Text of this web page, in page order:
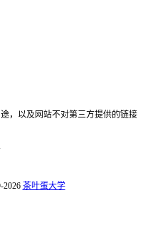
，以及网站不对第三方提供的链接
2026 茶叶蛋大学